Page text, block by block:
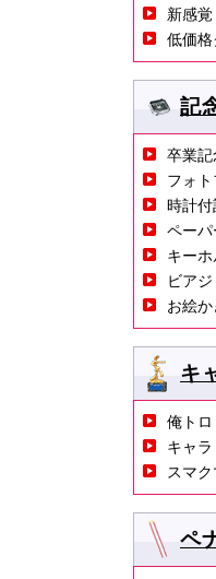
新感覚
低価
記
卒業記
フォ
時計
ペーパ
キー
ビア
お絵
キ
俺トロ
キャラ
スマ
ペ